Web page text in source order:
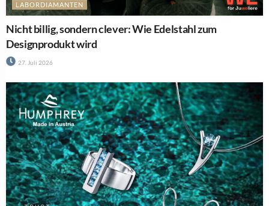
LABORDIAMANTEN
Nicht billig, sondern clever: Wie Edelstahl zum
Designprodukt wird
27. Juli 2026